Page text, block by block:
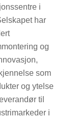
i
har
og
som
og ytelse
til
i